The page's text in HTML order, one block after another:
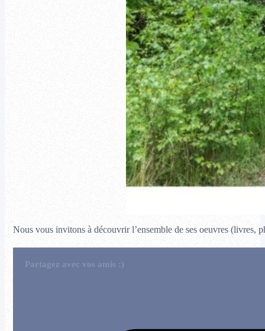
Nous vous invitons à découvrir l’ensemble de ses oeuvres
Partagez avec vos amis :)